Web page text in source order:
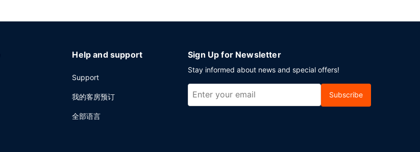
Help and support
Support
我的客房预订
全部语言
Sign Up for Newsletter
Stay informed about news and special offers!
Subscribe